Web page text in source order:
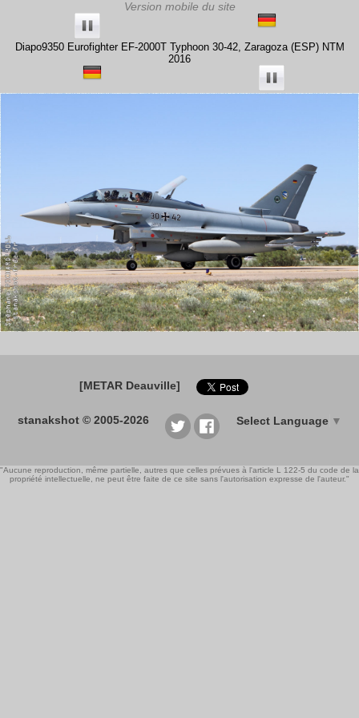
Diapo9350 Eurofighter EF-2000T Typhoon 30-42, Zaragoza (ESP) NTM
2016
[METAR Deauville]
stanakshot © 2005-2026 Select Language ▼
"Aucune reproduction, même partielle, autres que celles prévues à l'article L 122-5 du code de la
propriété intellectuelle, ne peut être faite de ce site sans l'autorisation expresse de l'auteur."